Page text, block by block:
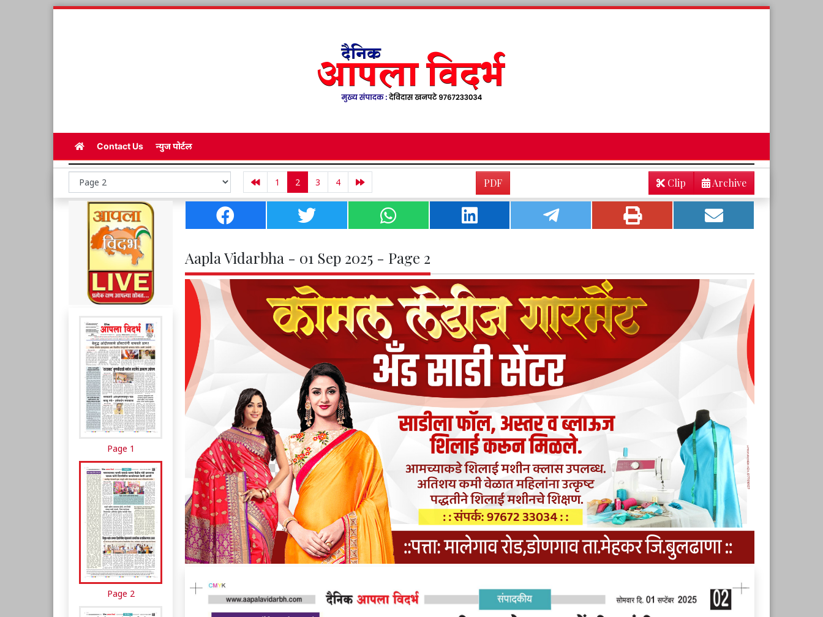
Contact Us न्युज पोर्टल
1 2 3 4 PDF Archive
Clip
Page 1
Page 2
Aapla Vidarbha - 01 Sep 2025 - Page 2